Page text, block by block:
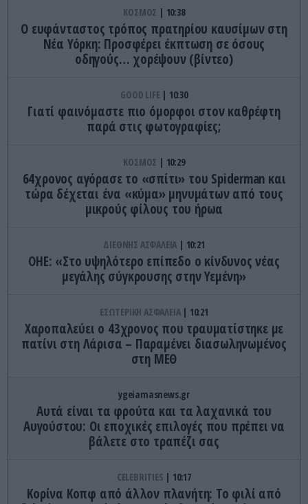
ΚΟΣΜΟΣ 10:38
Ο ευφάνταστος τρόπος πρατηρίου καυσίμων στη
Νέα Υόρκη: Προσφέρει έκπτωση σε όσους
οδηγούς… χορέψουν (βίντεο)
GOOD LIFE 10:30
Γιατί φαινόμαστε πιο όμορφοι στον καθρέφτη
παρά στις φωτογραφίες;
ΚΟΣΜΟΣ 10:29
64χρονος αγόρασε το «σπίτι» του Spiderman και
τώρα δέχεται ένα «κύμα» μηνυμάτων από τους
μικρούς φίλους του ήρωα
ΔΙΕΘΝΗΣ ΑΣΦΑΛΕΙΑ 10:21
ΟΗΕ: «Στο υψηλότερο επίπεδο ο κίνδυνος νέας
μεγάλης σύγκρουσης στην Υεμένη»
ΕΣΩΤΕΡΙΚΗ ΑΣΦΑΛΕΙΑ 10:21
Χαροπαλεύει ο 43χρονος που τραυματίστηκε με
πατίνι στη Λάρισα – Παραμένει διασωληνωμένος
στη ΜΕΘ
ygeiamasnews.gr
Αυτά είναι τα φρούτα και τα λαχανικά του
Αυγούστου: Οι εποχικές επιλογές που πρέπει να
βάλετε στο τραπέζι σας
CELEBRITIES 10:17
Κορίνα Κοπφ από άλλον πλανήτη: Το φιλί από